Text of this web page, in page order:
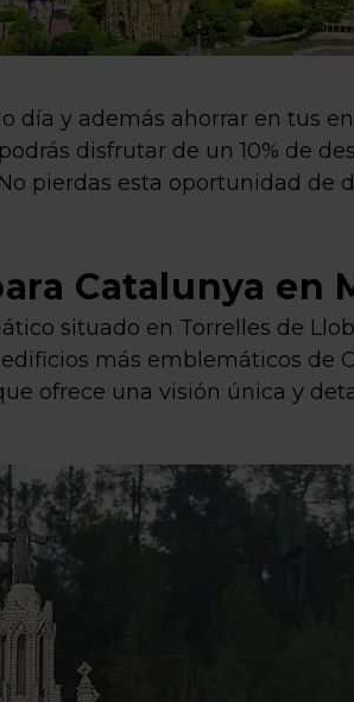
día y además ahorrar en tus
disfrutar de un 10% de
pierdas esta oportunidad
Catalunya en
situado en Torrelles de
más emblemáticos de
ofrece una visión única y